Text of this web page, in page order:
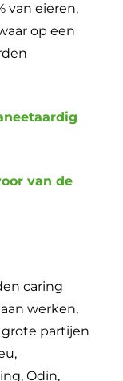
van eieren,
op een
van de
caring
werken,
partijen
Odin,